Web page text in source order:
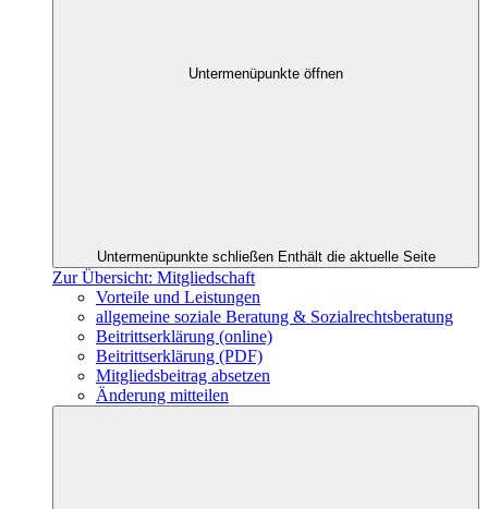
Untermenüpunkte öffnen
Untermenüpunkte schließen Enthält die aktuelle Seite
Zur Übersicht: Mitgliedschaft
Vorteile und Leistungen
allgemeine soziale Beratung & Sozialrechtsberatung
Beitrittserklärung (online)
Beitrittserklärung (PDF)
Mitgliedsbeitrag absetzen
Änderung mitteilen